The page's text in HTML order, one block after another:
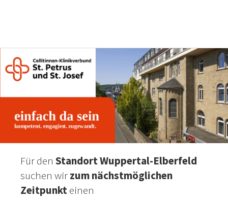
Für den Standort Wuppertal-Elberfeld
suchen wirzum nächstmöglichen
Zeitpunkteinen